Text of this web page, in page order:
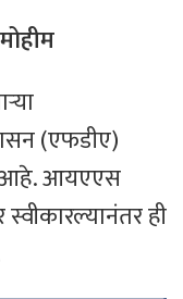
(एफडीए)
आहे. आयएएस
ही